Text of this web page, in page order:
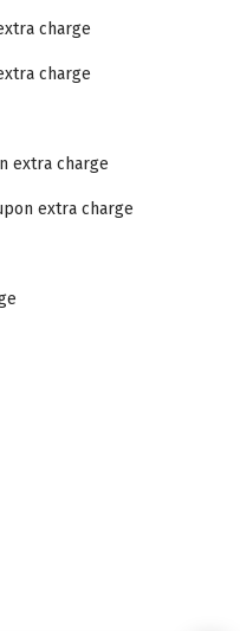
charge
charge
extra charge
extra charge